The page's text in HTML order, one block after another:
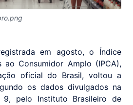
em agosto, o Índice
ao Consumidor Amplo (IPCA),
oficial do Brasil, voltou a
os dados divulgados na
9, pelo Instituto Brasileiro de